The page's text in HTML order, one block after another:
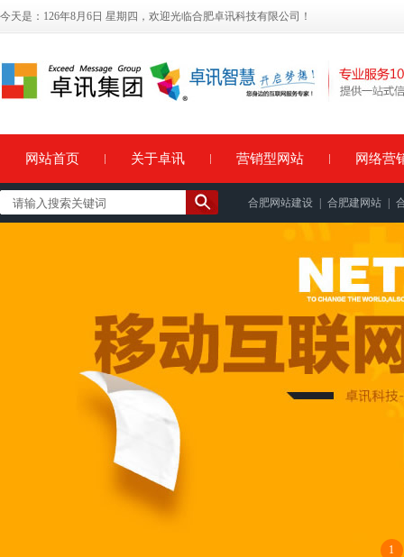
今天是：126年8月6日 星期四，欢迎光临合肥卓讯科技有限公司！
网站首页 关于卓讯 营销型网站 网络营
合肥网站建设 合肥建网站
1